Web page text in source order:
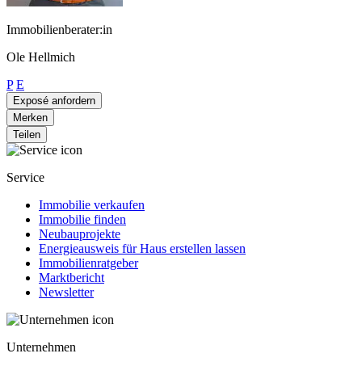
Immobilienberater:in
Ole Hellmich
P E
Exposé anfordern
Merken
Teilen
Service
Immobilie verkaufen
Immobilie finden
Neubauprojekte
Energieausweis für Haus erstellen lassen
Immobilienratgeber
Marktbericht
Newsletter
Unternehmen